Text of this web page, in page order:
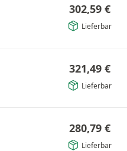
302,59 €
Lieferbar
321,49 €
Lieferbar
280,79 €
Lieferbar